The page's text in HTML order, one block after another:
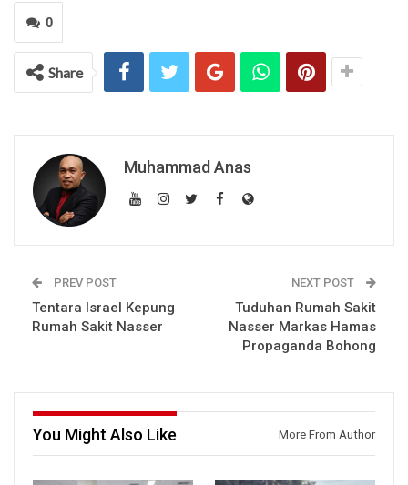
0
Share
Muhammad Anas
PREV POST
Tentara Israel Kepung
Rumah Sakit Nasser
NEXT POST
Tuduhan Rumah Sakit
Nasser Markas Hamas
Propaganda Bohong
You Might Also Like More From Author